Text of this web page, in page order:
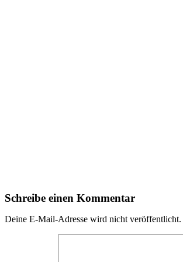
Schreibe einen Kommentar
Deine E-Mail-Adresse wird nicht veröffentlicht.